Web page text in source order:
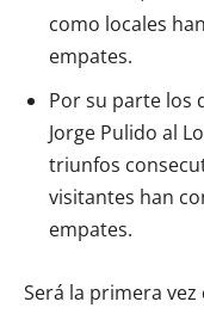
como locales
empates.
Por su parte los
Jorge Pulido al
triunfos
visitantes han
empates.
Será la primera